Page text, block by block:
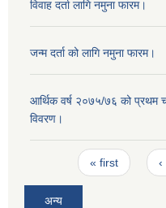
विवाह दर्ता लागि नमुना फारम।
जन्म दर्ता को लागि नमुना फारम।
आर्थिक वर्ष २०७५/७६ को प्रथम
विवरण।
Pages« first
अन्य